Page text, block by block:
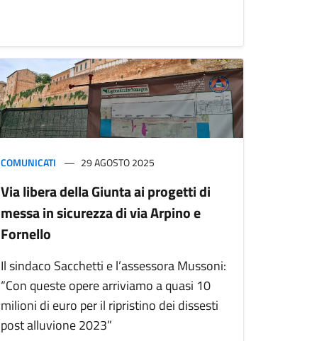
COMUNICATI 29 AGOSTO 2025
Via libera della Giunta ai progetti di
messa in sicurezza di via Arpino e
Fornello
Il sindaco Sacchetti e l’assessora Mussoni:
“Con queste opere arriviamo a quasi 10
milioni di euro per il ripristino dei dissesti
post alluvione 2023”